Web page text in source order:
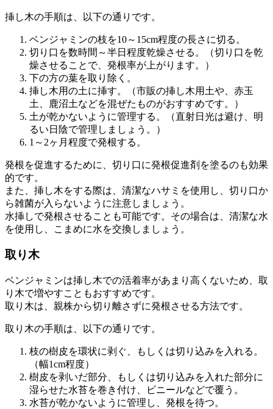
挿し木の手順は、以下の通りです。
ベンジャミンの枝を10～15cm程度の長さに切る。
切り口を数時間～半日程度乾燥させる。（切り口を乾
燥させることで、発根率が上がります。）
下の方の葉を取り除く。
挿し木用の土に挿す。（市販の挿し木用土や、赤玉
土、鹿沼土などを混ぜたものがおすすめです。）
土が乾かないように管理する。（直射日光は避け、明
るい日陰で管理しましょう。）
1～2ヶ月程度で発根する。
発根を促進するために、切り口に発根促進剤を塗るのも効果
的です。
また、挿し木をする際は、清潔なハサミを使用し、切り口か
ら雑菌が入らないように注意しましょう。
水挿しで発根させることも可能です。その場合は、清潔な水
を使用し、こまめに水を交換しましょう。
取り木
ベンジャミンは挿し木での活着率があまり高くないため、取
り木で増やすこともおすすめです。
取り木は、親株から切り離さずに発根させる方法です。
取り木の手順は、以下の通りです。
枝の樹皮を環状に剥ぐ、もしくは切り込みを入れる。
（幅1cm程度）
樹皮を剥いだ部分、もしくは切り込みを入れた部分に
湿らせた水苔を巻き付け、ビニールなどで覆う。
水苔が乾かないように管理し、発根を待つ。